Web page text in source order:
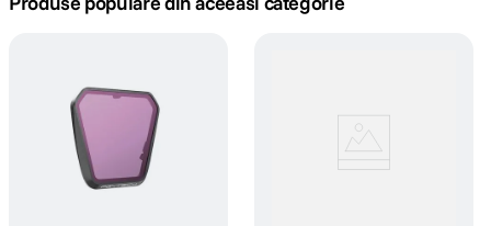
lavaliera
card memorie
ulanzi